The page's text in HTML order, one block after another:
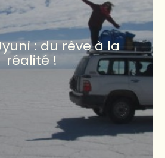
: du rêve à la
réalité !